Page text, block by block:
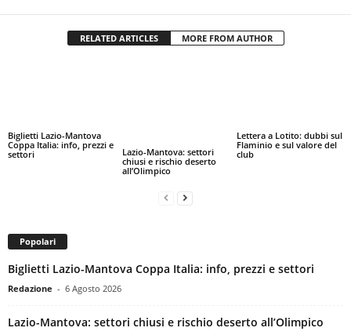
RELATED ARTICLES MORE FROM AUTHOR
Biglietti Lazio-Mantova
Coppa Italia: info, prezzi e
settori
Lazio-Mantova: settori
chiusi e rischio deserto
all’Olimpico
Lettera a Lotito: dubbi sul
Flaminio e sul valore del
club
Popolari
Biglietti Lazio-Mantova Coppa Italia: info, prezzi e settori
Redazione - 6 Agosto 2026
Lazio-Mantova: settori chiusi e rischio deserto all’Olimpico